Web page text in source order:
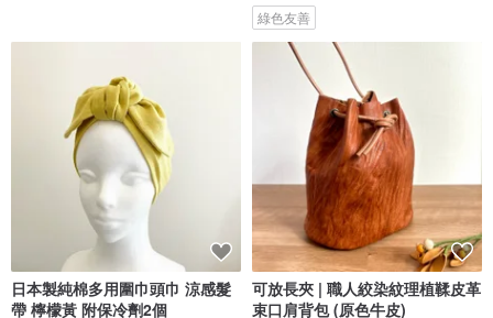
綠色友善
日本製純棉多用圍巾頭巾 涼感髮
帶 檸檬黃 附保冷劑2個
可放長夾 | 職人絞染紋理植鞣皮革
束口肩背包 (原色牛皮)